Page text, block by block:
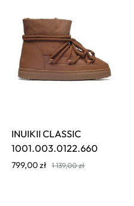
INUIKII CLASSIC
1001.003.0122.660
799,00zł 1 139,00zł